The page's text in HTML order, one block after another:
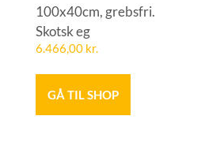
100x40cm, grebsfri.
Skotsk eg
6.466,00 kr.
GÅ TIL SHOP